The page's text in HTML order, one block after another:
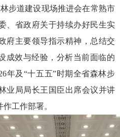
步道建设现场推进会在常熟市
、省政府关于持续办好民生实
府主要领导指示精神，总结交
成效与经验，分析当前面临的
年及“十五五”时期全省森林步
业局局长王国臣出席会议并讲
工作部署。